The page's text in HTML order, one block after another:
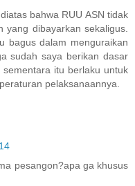
bahwa RUU ASN tidak
dibayarkan sekaligus.
bagus dalam menguraikan
sudah saya berikan dasar
itu berlaku untuk
pelaksanaannya.
pesangon?apa ga khusus